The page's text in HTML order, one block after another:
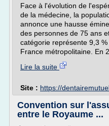
Face à l'évolution de
de la médecine, la
annonce une hausse
des personnes de 75 ans
catégorie représente 9,3
France métropolitaine. En
Lire la suite
Site : https://
Convention sur
entre le Royaume ...